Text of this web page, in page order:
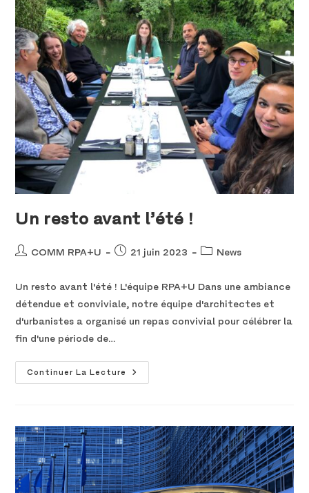
Un resto avant l’été !
COMM RPA+U 21 juin 2023 News
Un resto avant l'été ! L'équipe RPA+U Dans une ambiance
détendue et conviviale, notre équipe d'architectes et
d'urbanistes a organisé un repas convivial pour célébrer la
fin d'une période de…
Continuer La Lecture